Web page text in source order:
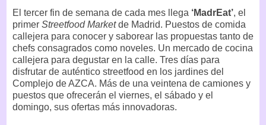
El tercer fin de semana de cada mes llega ‘MadrEat’, el
primer Streetfood Marketde Madrid. Puestos de comida
callejera para conocer y saborear las propuestas tanto de
chefs consagrados como noveles. Un mercado de cocina
callejera para degustar en la calle. Tres días para
disfrutar de auténtico streetfood en los jardines del
Complejo de AZCA. Más de una veintena de camiones y
puestos que ofrecerán el viernes, el sábado y el
domingo, sus ofertas más innovadoras.